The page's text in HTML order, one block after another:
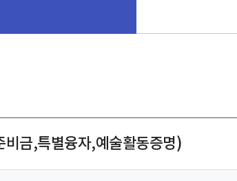
금,특별융자,예술활동증명)